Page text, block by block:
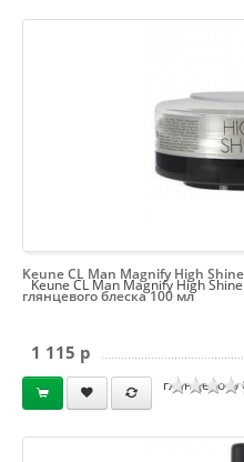
Keune CL Man Magnify High
глянцевого
Keune CL Man Magnify High
глянцевого блеска 100 мл
1 115 p